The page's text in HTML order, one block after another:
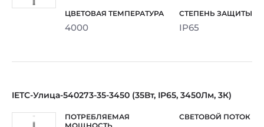
4000 IP65
IETC-Улица-540273-35-3450 (35Вт, IP65, 3450Лм, 3К)